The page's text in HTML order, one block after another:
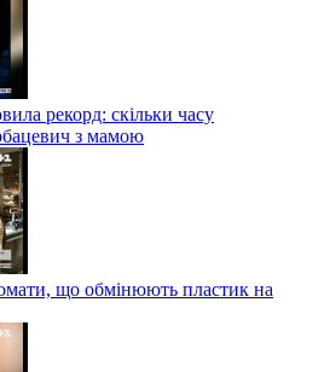
рекорд: скільки часу
з мамою
що обмінюють пластик на